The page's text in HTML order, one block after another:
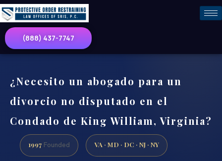
(888) 437-7747
¿Necesito un abogado para un
divorcio no disputado en el
Condado de King William, Virginia?
1997 Founded VA · MD · DC · NJ · NY